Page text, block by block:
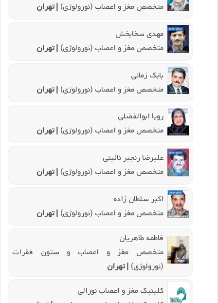
متخصص مغز و اعصاب (نورولوژی) | تهران
مهدی سخابخش
متخصص مغز و اعصاب (نورولوژی) | تهران
بابک زمانی
متخصص مغز و اعصاب (نورولوژی) | تهران
رویا ابوالفضلی
متخصص مغز و اعصاب (نورولوژی) | تهران
علیرضا رنجبر نائینی
متخصص مغز و اعصاب (نورولوژی) | تهران
اکبر سلطان زاده
متخصص مغز و اعصاب (نورولوژی) | تهران
فاطمه طاهریان
متخصص مغز و اعصاب و ستون فقرات
(نورولوژی) | تهران
کلینیک مغز و اعصاب نورالی